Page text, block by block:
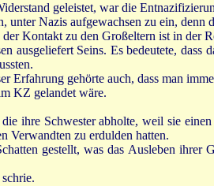
geleistet, war die
Nazis aufgewachsen zu ein, denn
Kontakt zu den Großeltern ist in der
ausgeliefert Seins. Es bedeutete,
Erfahrung gehörte auch, dass man
KZ gelandet wäre.
ihre Schwester abholte, weil sie
Verwandten zu erdulden hatten.
gestellt, was das Ausleben